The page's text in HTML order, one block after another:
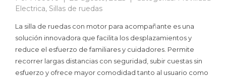
Electrica, Sillas de ruedas
La silla de ruedas con motor para acompañante es una
solución innovadora que facilita los desplazamientos y
reduce el esfuerzo de familiares y cuidadores. Permite
recorrer largas distancias con seguridad, subir cuestas sin
esfuerzo y ofrece mayor comodidad tanto al usuario como